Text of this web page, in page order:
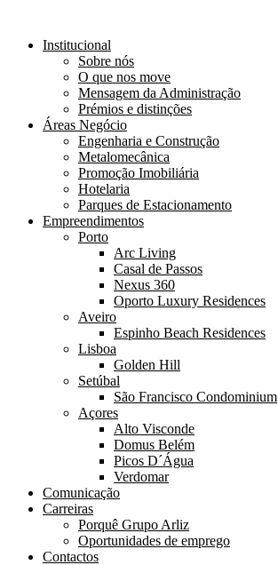
Institucional
Sobre nós
O que nos move
Mensagem da Administração
Prémios e distinções
Áreas Negócio
Engenharia e Construção
Metalomecânica
Promoção Imobiliária
Hotelaria
Parques de Estacionamento
Empreendimentos
Porto
Arc Living
Casal de Passos
Nexus 360
Oporto Luxury Residences
Aveiro
Espinho Beach Residences
Lisboa
Golden Hill
Setúbal
São Francisco Condominium
Açores
Alto Visconde
Domus Belém
Picos D´Água
Verdomar
Comunicação
Carreiras
Porquê Grupo Arliz
Oportunidades de emprego
Contactos